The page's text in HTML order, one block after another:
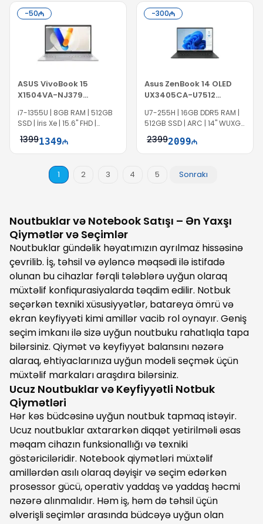
-50
ASUS VivoBook 15
X1504VA-NJ379
90NB10J2-M00H50
i7-1355U | 8GB RAM | 512GB
SSD | İris Xe | 15.6" FHD |
DS3490
13991349
-300
Asus ZenBook 14 OLED
UX3405CA-U7512
90NB14W7-M00MP0
U7-255H | 16GB DDR5 RAM |
512GB SSD | ARC | 14" WUXGA
| OLED | IS1092
23992099
1 2 3 4 5 Sonrakı
Noutbuklar və Notebook Satışı – Ən Yaxşı
Qiymətlər və Seçimlər
Noutbuklar gündəlik həyatımızın ayrılmaz hissəsinə
çevrilib. İş, təhsil və əyləncə məqsədi ilə istifadə
olunan bu cihazlar fərqli tələblərə uyğun olaraq
müxtəlif konfiqurasiyalarda təqdim edilir. Notbuk
seçərkən texniki xüsusiyyətlər, batareya ömrü və
ekran keyfiyyəti kimi amillər vacib rol oynayır. Geniş
seçim imkanı ilə sizə uyğun noutbuku rahatlıqla tapa
bilərsiniz. Qiymət və keyfiyyət balansını nəzərə
alaraq, ehtiyaclarınıza uyğun modeli seçmək üçün
müxtəlif markaları araşdıra bilərsiniz.
Ucuz Noutbuklar və Keyfiyyətli Notbuk
Qiymətləri
Hər kəs büdcəsinə uyğun noutbuk tapmaq istəyir.
Ucuz noutbuklar axtararkən diqqət yetirilməli əsas
məqam cihazın funksionallığı və texniki
göstəriciləridir. Notebook qiymətləri müxtəlif
amillərdən asılı olaraq dəyişir və seçim edərkən
prosessor gücü, operativ yaddaş və yaddaş həcmi
nəzərə alınmalıdır. Həm iş, həm də təhsil üçün
əlverişli seçimlər arasında büdcəyə uyğun olan